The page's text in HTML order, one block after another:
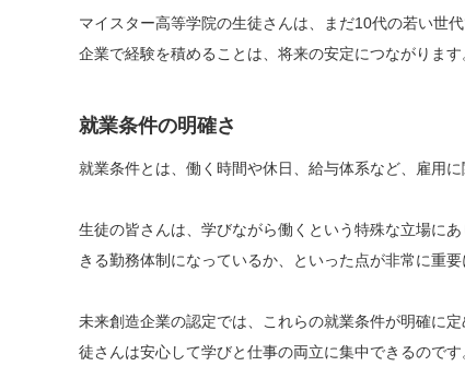
マイスター高等学院の生徒さんは、まだ10代の若い世
企業で経験を積めることは、将来の安定につながります
就業条件の明確さ
就業条件とは、働く時間や休日、給与体系など、雇用に
生徒の皆さんは、学びながら働くという特殊な立場に
きる勤務体制になっているか、といった点が非常に重要
未来創造企業の認定では、これらの就業条件が明確に
徒さんは安心して学びと仕事の両立に集中できるのです